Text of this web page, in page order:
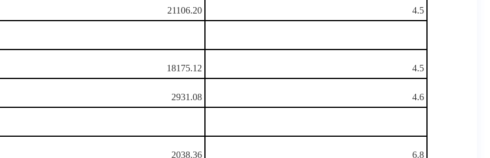
21106.20 4.5
18175.12 4.5
2931.08 4.6
2038.36 6.8